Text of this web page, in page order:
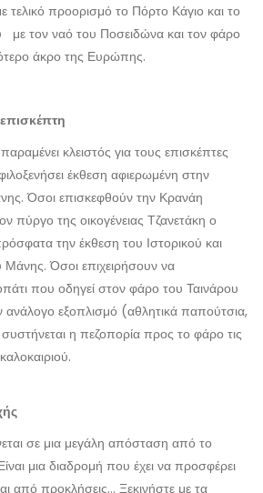
τελικό προορισμό το Πόρτο Κάγιο και το
με τον ναό του Ποσειδώνα και τον φάρο
άκρο της Ευρώπης.
κλειστός για τους επισκέπτες
έκθεση αφιερωμένη στην
Όσοι επισκεφθούν την Κρανάη
πύργο της οικογένειας Τζανετάκη ο
την έκθεση του Ιστορικού και
Όσοι επιχειρήσουν να
που οδηγεί στον φάρο του Ταινάρου
ανάλογο εξοπλισμό (αθλητικά παπούτσια,
η πεζοπορία προς το φάρο τις
σε μια μεγάλη απόσταση από το
μια διαδρομή που έχει να προσφέρει
από προκλήσεις… Ξεκινήστε με τα